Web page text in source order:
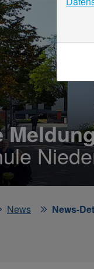
News News-